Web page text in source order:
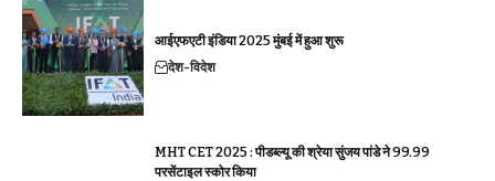
आईएफएटी इंडिया 2025 मुंबई में हुआ शुरू
देश-विदेश
MHT CET 2025 : पीडब्ल्यू की श्रेया सुंजय पांडे ने 99.99
परसेंटाइल स्कोर किया